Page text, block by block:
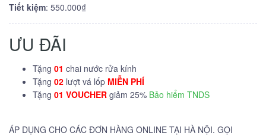
Tiết kiệm: 550.000₫
ƯU ĐÃI
Tặng 01 chai nước rửa kính
Tặng 02 lượt vá lốp MIỄN PHÍ
Tặng 01 VOUCHER giảm 25% Bảo hiểm TNDS
ÁP DỤNG CHO CÁC ĐƠN HÀNG ONLINE TẠI HÀ NỘI. GỌI